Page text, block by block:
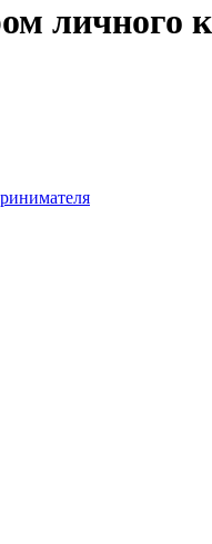
личного